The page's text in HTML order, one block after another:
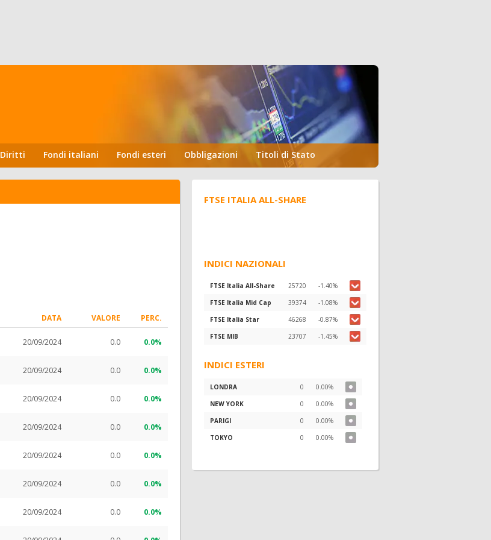
Diritti Fondi italiani Fondi esteri Obbligazioni Titoli di Stato
DATA VALORE PERC.
20/09/2024 0.0 0.0%
20/09/2024 0.0 0.0%
20/09/2024 0.0 0.0%
20/09/2024 0.0 0.0%
20/09/2024 0.0 0.0%
20/09/2024 0.0 0.0%
20/09/2024 0.0 0.0%
FTSE ITALIA ALL-SHARE
INDICI NAZIONALI
FTSE Italia All-Share 25720
-1.40%
FTSE Italia Mid Cap
39374
-1.08%
FTSE Italia Star
46268
-0.87%
FTSE MIB
23707 -1.45%
INDICI ESTERI
LONDRA 0
0.00%
NEW YORK
0
0.00%
PARIGI
0
0.00%
TOKYO
0 0.00%